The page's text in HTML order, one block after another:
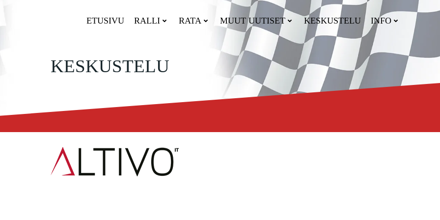
ETUSIVU RALLI RATA MUUT UUTISET KESKUSTELU INFO
KESKUSTELU